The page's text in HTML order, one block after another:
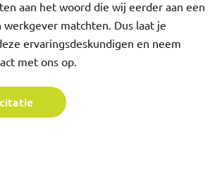
aan het woord die wij eerder aan een
werkgever matchten. Dus laat je
ervaringsdeskundigen en neem
met ons op.